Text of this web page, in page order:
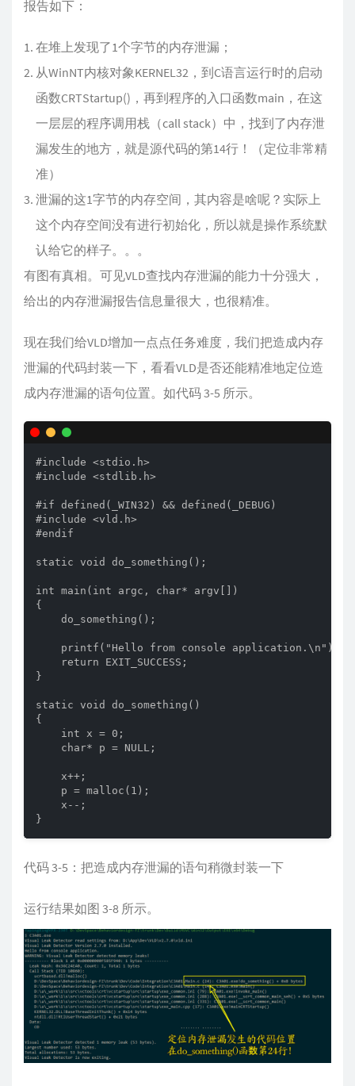
报告如下：
在堆上发现了1个字节的内存泄漏；
从WinNT内核对象KERNEL32，到C语言运行时的启动
函数CRTStartup()，再到程序的入口函数main，在这
一层层的程序调用栈（call stack）中，找到了内存泄
漏发生的地方，就是源代码的第14行！（定位非常精
准）
泄漏的这1字节的内存空间，其内容是啥呢？实际上
这个内存空间没有进行初始化，所以就是操作系统默
认给它的样子。。。
有图有真相。可见VLD查找内存泄漏的能力十分强大，
给出的内存泄漏报告信息量很大，也很精准。
现在我们给VLD增加一点点任务难度，我们把造成内存
泄漏的代码封装一下，看看VLD是否还能精准地定位造
成内存泄漏的语句位置。如代码 3-5 所示。
#include <stdio.h>
#include <stdlib.h>
#if defined(_WIN32) && defined(_DEBUG)
#include <vld.h>
#endif
static void do_something();
int main(int argc, char* argv[])
{
    do_something();
    printf("Hello from console application.\n");
    return EXIT_SUCCESS;
}
static void do_something()
{
    int x = 0;
    char* p = NULL;
    x++;
    p = malloc(1);
    x--;
}
代码 3-5：把造成内存泄漏的语句稍微封装一下
运行结果如图 3-8 所示。